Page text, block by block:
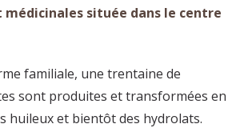
située dans le centre
familiale, une trentaine de
sont produites et transformées en
huileux et bientôt des hydrolats.